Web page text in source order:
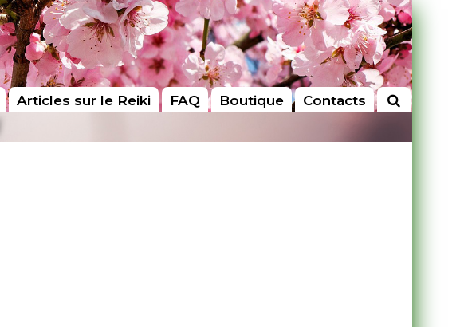
Articles sur le Reiki FAQ Boutique Contacts